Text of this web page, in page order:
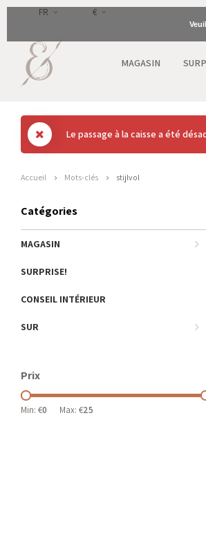
FR €
MAGASIN
Le passage à la caisse a été
Accueil Mots-clés stijlvol
Catégories
MAGASIN
SURPRISE!
CONSEIL INTÉRIEUR
SUR
Prix
Min: €0 Max: €25